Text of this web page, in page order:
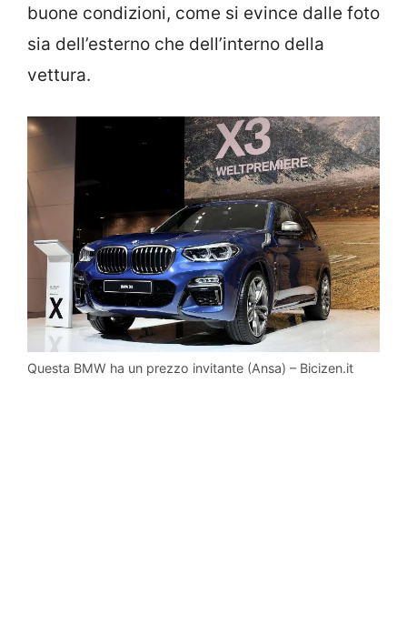
buone condizioni, come si evince dalle foto
sia dell’esterno che dell’interno della
vettura.
Questa BMW ha un prezzo invitante (Ansa) – Bicizen.it